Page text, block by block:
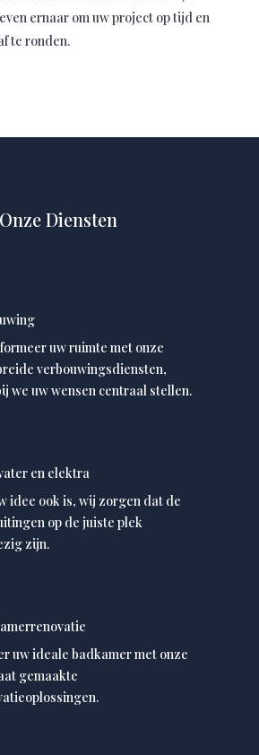
ernaar om uw project op tijd en
te ronden.
Onze Diensten
uw ruimte met onze
verbouwingsdiensten,
we uw wensen centraal stellen.
en elektra
idee ook is, wij zorgen dat de
op de juiste plek
zijn.
uw ideale badkamer met onze
gemaakte